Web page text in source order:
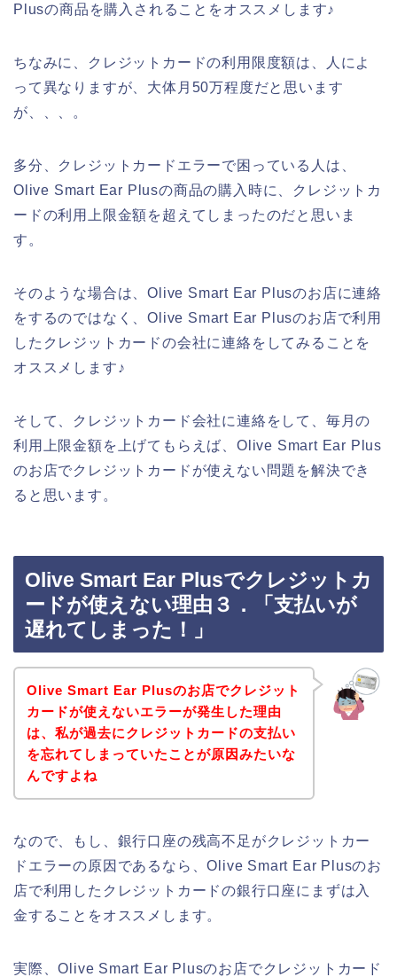
Plusの商品を購入されることをオススメします♪
ちなみに、クレジットカードの利用限度額は、人によ
って異なりますが、大体月50万程度だと思います
が、、、。
多分、クレジットカードエラーで困っている人は、
Olive Smart Ear Plusの商品の購入時に、クレジットカ
ードの利用上限金額を超えてしまったのだと思いま
す。
そのような場合は、Olive Smart Ear Plusのお店に連絡
をするのではなく、Olive Smart Ear Plusのお店で利用
したクレジットカードの会社に連絡をしてみることを
オススメします♪
そして、クレジットカード会社に連絡をして、毎月の
利用上限金額を上げてもらえば、Olive Smart Ear Plus
のお店でクレジットカードが使えない問題を解決でき
ると思います。
Olive Smart Ear Plusでクレジットカ
ードが使えない理由３．「支払いが
遅れてしまった！」
Olive Smart Ear Plusのお店でクレジット
カードが使えないエラーが発生した理由
は、私が過去にクレジットカードの支払い
を忘れてしまっていたことが原因みたいな
んですよね
なので、もし、銀行口座の残高不足がクレジットカー
ドエラーの原因であるなら、Olive Smart Ear Plusのお
店で利用したクレジットカードの銀行口座にまずは入
金することをオススメします。
実際、Olive Smart Ear Plusのお店でクレジットカード